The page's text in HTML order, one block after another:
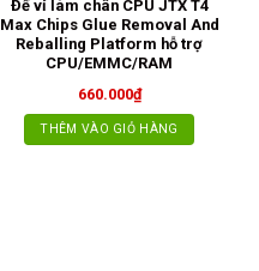
Đế vỉ làm chân CPU JTX T4
Max Chips Glue Removal And
Reballing Platform hỗ trợ
CPU/EMMC/RAM
660.000₫
THÊM VÀO GIỎ HÀNG